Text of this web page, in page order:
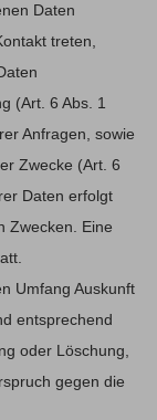
Daten
treten,
(Art. 6 Abs. 1
Anfragen, sowie
Zwecke (Art. 6
Daten erfolgt
Zwecken. Eine
Umfang Auskunft
entsprechend
oder Löschung,
gegen die